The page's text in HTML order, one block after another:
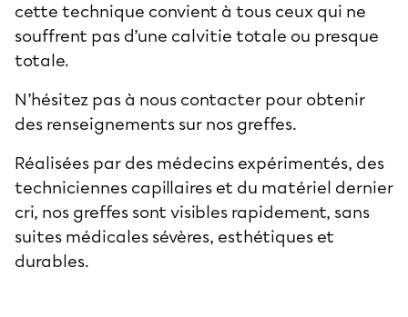
cette technique convient à tous ceux qui ne
souffrent pas d’une calvitie totale ou presque
totale.
N’hésitez pas à nous contacter pour obtenir
des renseignements sur nos greffes.
Réalisées par des médecins expérimentés, des
techniciennes capillaires et du matériel dernier
cri, nos greffes sont visibles rapidement, sans
suites médicales sévères, esthétiques et
durables.